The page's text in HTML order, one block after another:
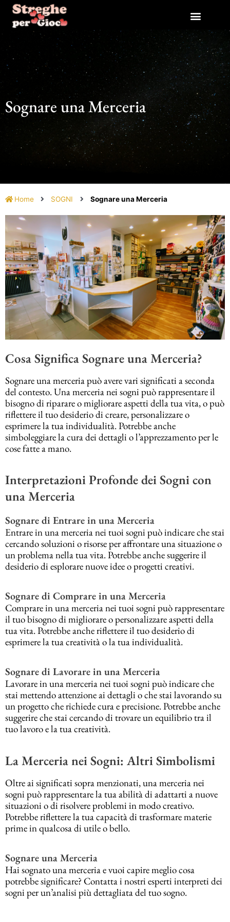
contenuto
Sognare una Merceria
Home SOGNI Sognare una Merceria
Cosa Significa Sognare una Merceria?
Sognare una merceria può avere vari significati a seconda
del contesto. Una merceria nei sogni può rappresentare il
bisogno di riparare o migliorare aspetti della tua vita, o può
riflettere il tuo desiderio di creare, personalizzare o
esprimere la tua individualità. Potrebbe anche
simboleggiare la cura dei dettagli o l’apprezzamento per le
cose fatte a mano.
Interpretazioni Profonde dei Sogni con
una Merceria
Sognare di Entrare in una Merceria
Entrare in una merceria nei tuoi sogni può indicare che stai
cercando soluzioni o risorse per affrontare una situazione o
un problema nella tua vita. Potrebbe anche suggerire il
desiderio di esplorare nuove idee o progetti creativi.
Sognare di Comprare in una Merceria
Comprare in una merceria nei tuoi sogni può rappresentare
il tuo bisogno di migliorare o personalizzare aspetti della
tua vita. Potrebbe anche riflettere il tuo desiderio di
esprimere la tua creatività o la tua individualità.
Sognare di Lavorare in una Merceria
Lavorare in una merceria nei tuoi sogni può indicare che
stai mettendo attenzione ai dettagli o che stai lavorando su
un progetto che richiede cura e precisione. Potrebbe anche
suggerire che stai cercando di trovare un equilibrio tra il
tuo lavoro e la tua creatività.
La Merceria nei Sogni: Altri Simbolismi
Oltre ai significati sopra menzionati, una merceria nei
sogni può rappresentare la tua abilità di adattarti a nuove
situazioni o di risolvere problemi in modo creativo.
Potrebbe riflettere la tua capacità di trasformare materie
prime in qualcosa di utile o bello.
Sognare una Merceria
Hai sognato una merceria e vuoi capire meglio cosa
potrebbe significare? Contatta i nostri esperti interpreti dei
sogni per un’analisi più dettagliata del tuo sogno.